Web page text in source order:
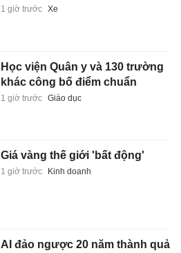
1 giờ trước Xe
Học viện Quân y và 130 trường
khác công bố điểm chuẩn
1 giờ trước Giáo dục
Giá vàng thế giới 'bất động'
1 giờ trước Kinh doanh
AI đảo ngược 20 năm thành quả